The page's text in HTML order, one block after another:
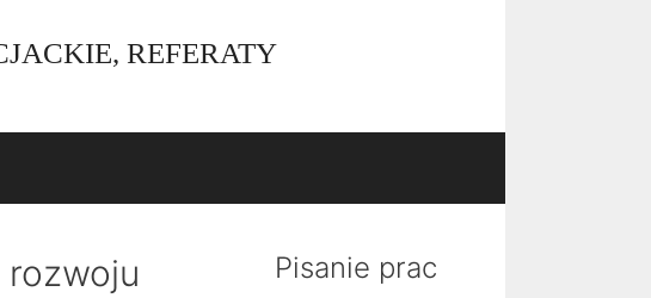
REFERATY
Pisanie prac